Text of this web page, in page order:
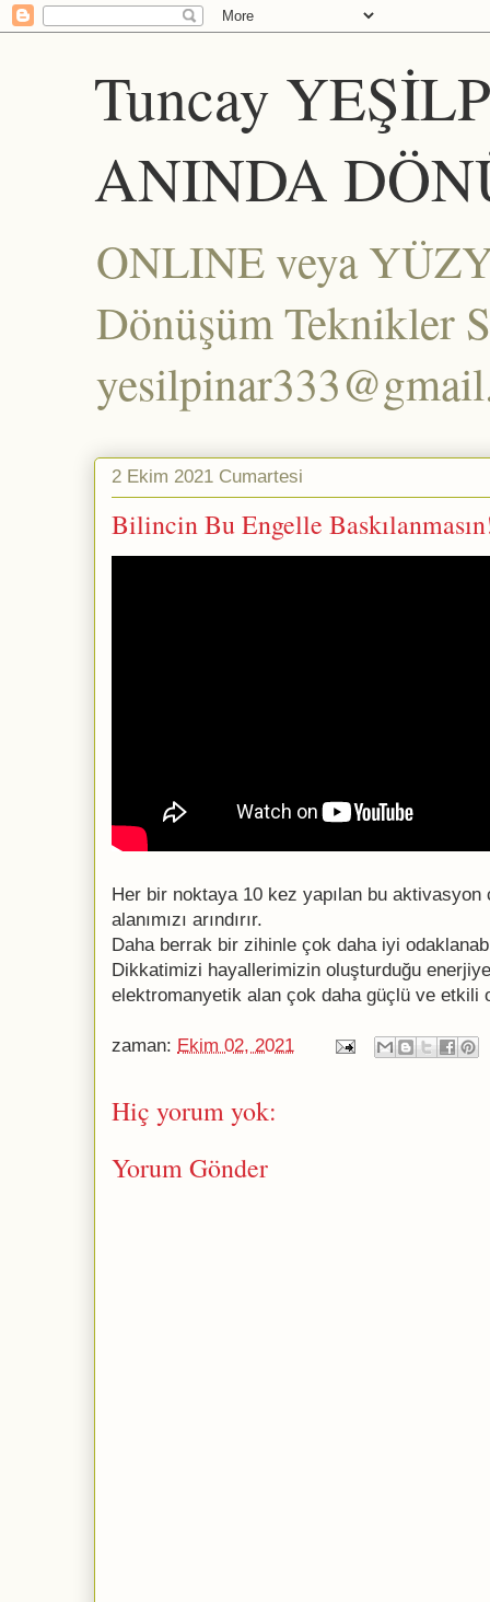
Tuncay
ANINDA
ONLINE veya
Dönüşüm Teknikler
2 Ekim 2021 Cumartesi
Bilincin Bu Engelle
Her bir noktaya 10 kez yapılan bu aktivasyon
alanımızı arındırır.
Daha berrak bir zihinle çok daha iyi
Dikkatimizi hayallerimizin oluşturduğu
elektromanyetik alan çok daha güçlü ve etkili
zaman: Ekim 02, 2021
Hiç yorum yok:
Yorum Gönder